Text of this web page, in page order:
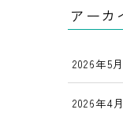
アーカ
2026年5月
2026年4月